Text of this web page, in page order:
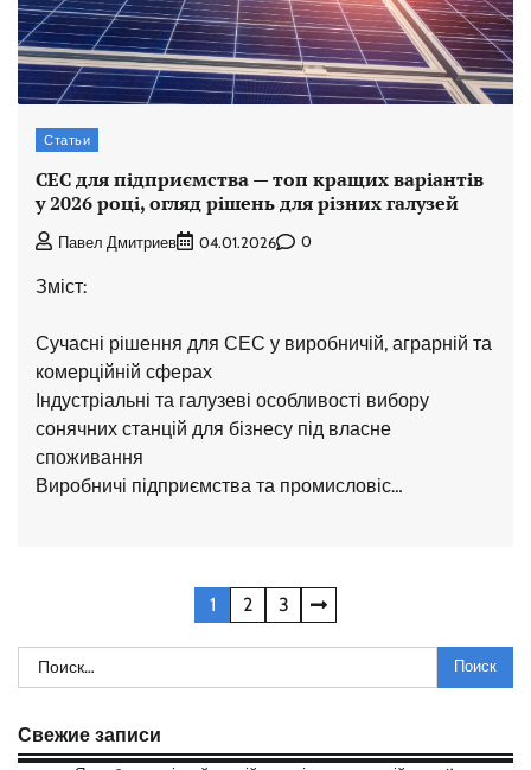
Статьи
СЕС для підприємства — топ кращих варіантів
у 2026 році, огляд рішень для різних галузей
Павел Дмитриев 04.01.2026 0
Зміст:
Сучасні рішення для СЕС у виробничій, аграрній та
комерційній сферах
Індустріальні та галузеві особливості вибору
сонячних станцій для бізнесу під власне
споживання
Виробничі підприємства та промисловіс…
по
записям
1 2 3
Найти:
Свежие записи